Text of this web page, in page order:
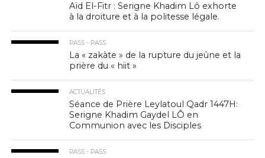
Aïd El-Fitr : Serigne Khadim Lô exhorte
à la droiture et à la politesse légale.
PASS - PASS
La « zakàte » de la rupture du jeûne et la
prière du « hiit »
ACTUALITÉS
Séance de Prière Leylatoul Qadr 1447H:
Serigne Khadim Gaydel LÔ en
Communion avec les Disciples
PASS - PASS